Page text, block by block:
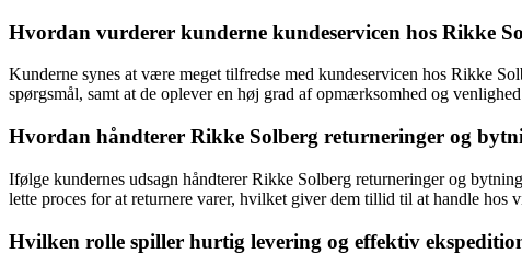
Hvordan vurderer kunderne kundeservicen hos Rikke
Kunderne synes at være meget tilfredse med kundeservicen hos Rikke
spørgsmål, samt at de oplever en høj grad af opmærksomhed og
Hvordan håndterer Rikke Solberg returneringer og
Ifølge kundernes udsagn håndterer Rikke Solberg returneringer og
lette proces for at returnere varer, hvilket giver dem tillid til at handle hos
Hvilken rolle spiller hurtig levering og effektiv